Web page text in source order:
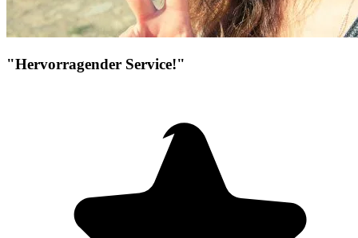
"Hervorragender Service!"